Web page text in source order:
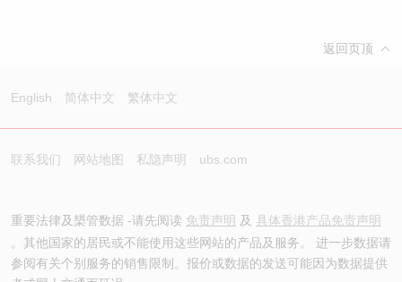
返回页顶
English 简体中文 繁体中文
联系我们 网站地图 私隐声明 ubs.com
重要法律及槼管数据 -请先阅读 免责声明 及 具体香港产品免责声明
。其他国家的居民或不能使用这些网站的产品及服务。 进一步数据请
参阅有关个别服务的销售限制。报价或数据的发送可能因为数据提供